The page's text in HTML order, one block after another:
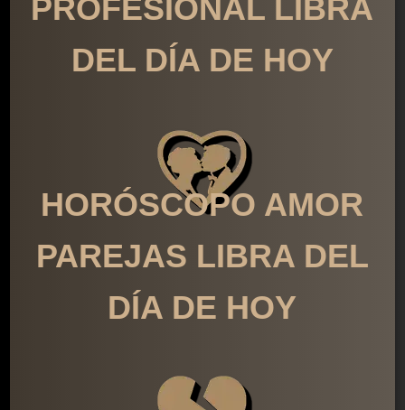
PROFESIONAL LIBRA
DEL DÍA DE HOY
HORÓSCOPO AMOR
PAREJAS LIBRA DEL
DÍA DE HOY